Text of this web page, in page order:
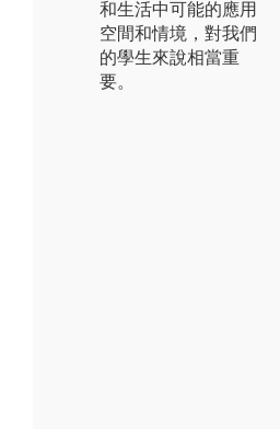
和生活中可能的應用
空間和情境，對我們
的學生來說相當重
要。